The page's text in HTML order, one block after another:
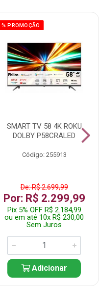
% PROMOÇÃO
SMART TV 58 4K ROKU
DOLBY P58CRALED
Código: 255913
De: R$ 2.699,99
Por: R$ 2.299,99
Pix 5% OFF R$ 2.184,99
ou em até 10x R$ 230,00
Sem Juros
Adicionar